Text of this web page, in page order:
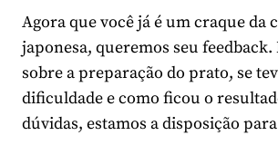
Agora que você já é um craque da
japonesa, queremos seu feedback.
sobre a preparação do prato, se
dificuldade e como ficou o
dúvidas, estamos a disposição